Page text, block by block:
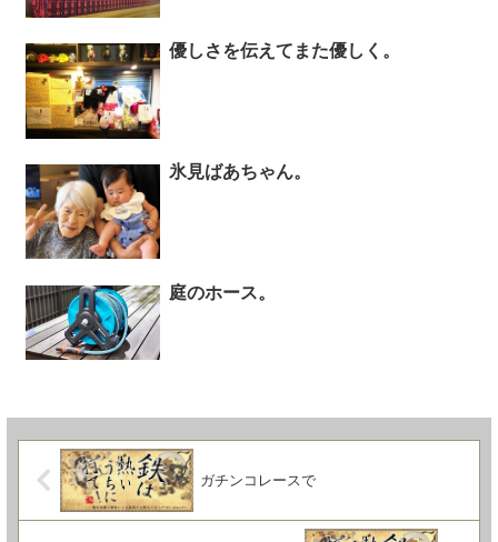
優しさを伝えてまた優しく。
氷見ばあちゃん。
庭のホース。
ガチンコレースで